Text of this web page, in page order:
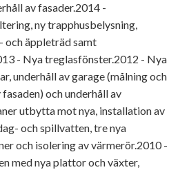
av fasader.2014 -
ny trapphusbelysning,
och äppleträd samt
- Nya treglasfönster.2012 - Nya
underhåll av garage (målning och
och underhåll av
utbytta mot nya, installation av
och spillvatten, tre nya
och isolering av värmerör.2010 -
med nya plattor och växter,